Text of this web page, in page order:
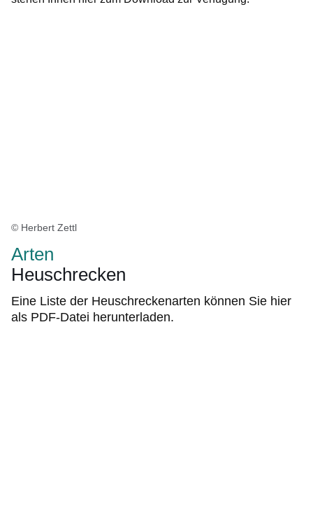
© Herbert Zettl
Arten
Heuschrecken
Eine Liste der Heuschreckenarten können Sie hier
als PDF-Datei herunterladen.